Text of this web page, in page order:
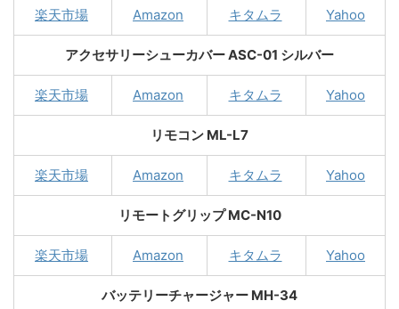
楽天市場 Amazon キタムラ Yahoo
アクセサリーシューカバー ASC-01 シルバー
楽天市場 Amazon キタムラ Yahoo
リモコン ML-L7
楽天市場 Amazon キタムラ Yahoo
リモートグリップ MC-N10
楽天市場 Amazon キタムラ Yahoo
バッテリーチャージャー MH-34